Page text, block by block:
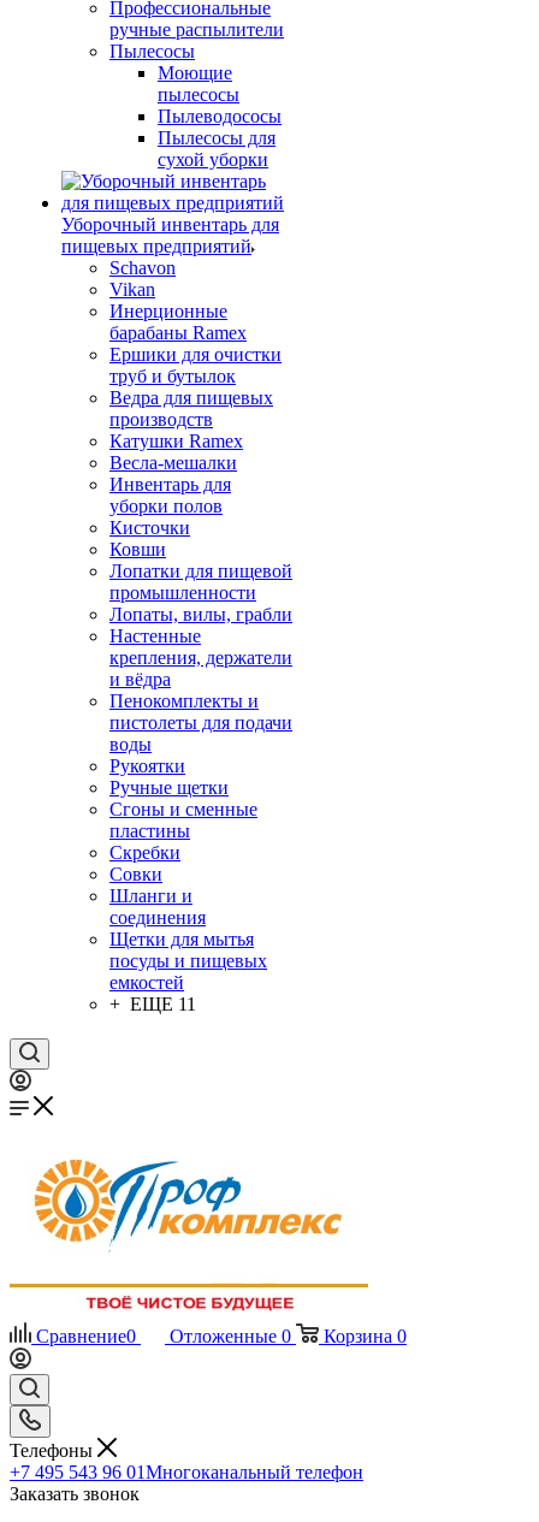
Профессиональные
ручные распылители
Пылесосы
Моющие
пылесосы
Пылеводососы
Пылесосы для
сухой уборки
Уборочный инвентарь для
пищевых предприятий
Schavon
Vikan
Инерционные
барабаны Ramex
Ершики для очистки
труб и бутылок
Ведра для пищевых
производств
Катушки Ramex
Весла-мешалки
Инвентарь для
уборки полов
Кисточки
Ковши
Лопатки для пищевой
промышленности
Лопаты, вилы, грабли
Настенные
крепления, держатели
и вёдра
Пенокомплекты и
пистолеты для подачи
воды
Рукоятки
Ручные щетки
Сгоны и сменные
пластины
Скребки
Совки
Шланги и
соединения
Щетки для мытья
посуды и пищевых
емкостей
+ ЕЩЕ 11
Сравнение0 Отложенные 0 Корзина 0
Телефоны
+7 495 543 96 01Многоканальный телефон
Заказать звонок